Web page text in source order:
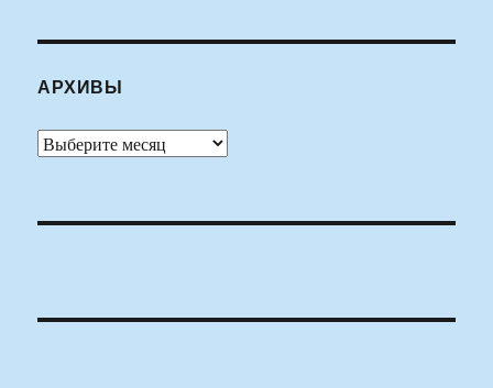
АРХИВЫ
Архивы